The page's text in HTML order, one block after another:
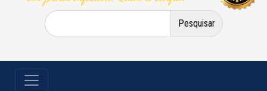
Pesquisar
por: